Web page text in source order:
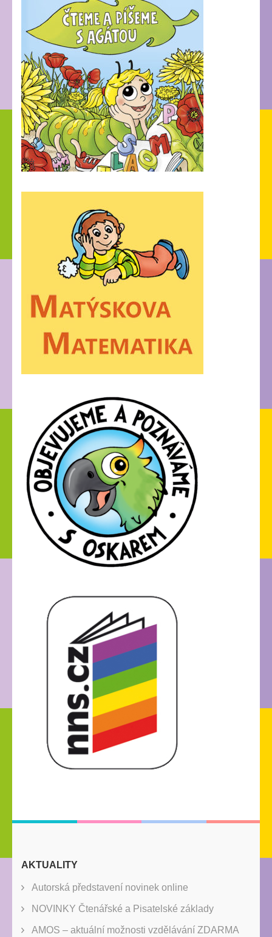
AKTUALITY
Autorská představení novinek online
NOVINKY Čtenářské a Pisatelské základy
AMOS – aktuální možnosti vzdělávání ZDARMA